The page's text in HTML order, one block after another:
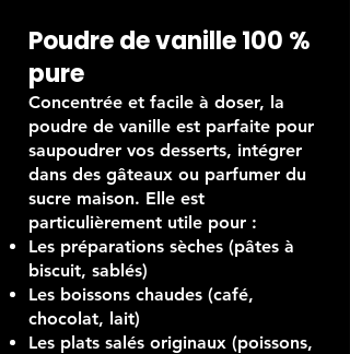
Poudre de vanille 100 %
pure
Concentrée et facile à doser, la
poudre de vanille est parfaite pour
saupoudrer vos desserts, intégrer
dans des gâteaux ou parfumer du
sucre maison. Elle est
particulièrement utile pour :
Les préparations sèches (pâtes à
biscuit, sablés)
Les boissons chaudes (café,
chocolat, lait)
Les plats salés originaux (poissons,